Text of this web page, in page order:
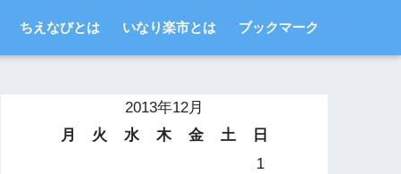
ちえなびとは いなり楽市とは ブックマーク
2013年12月
月
火 水 木 金 土
日
1